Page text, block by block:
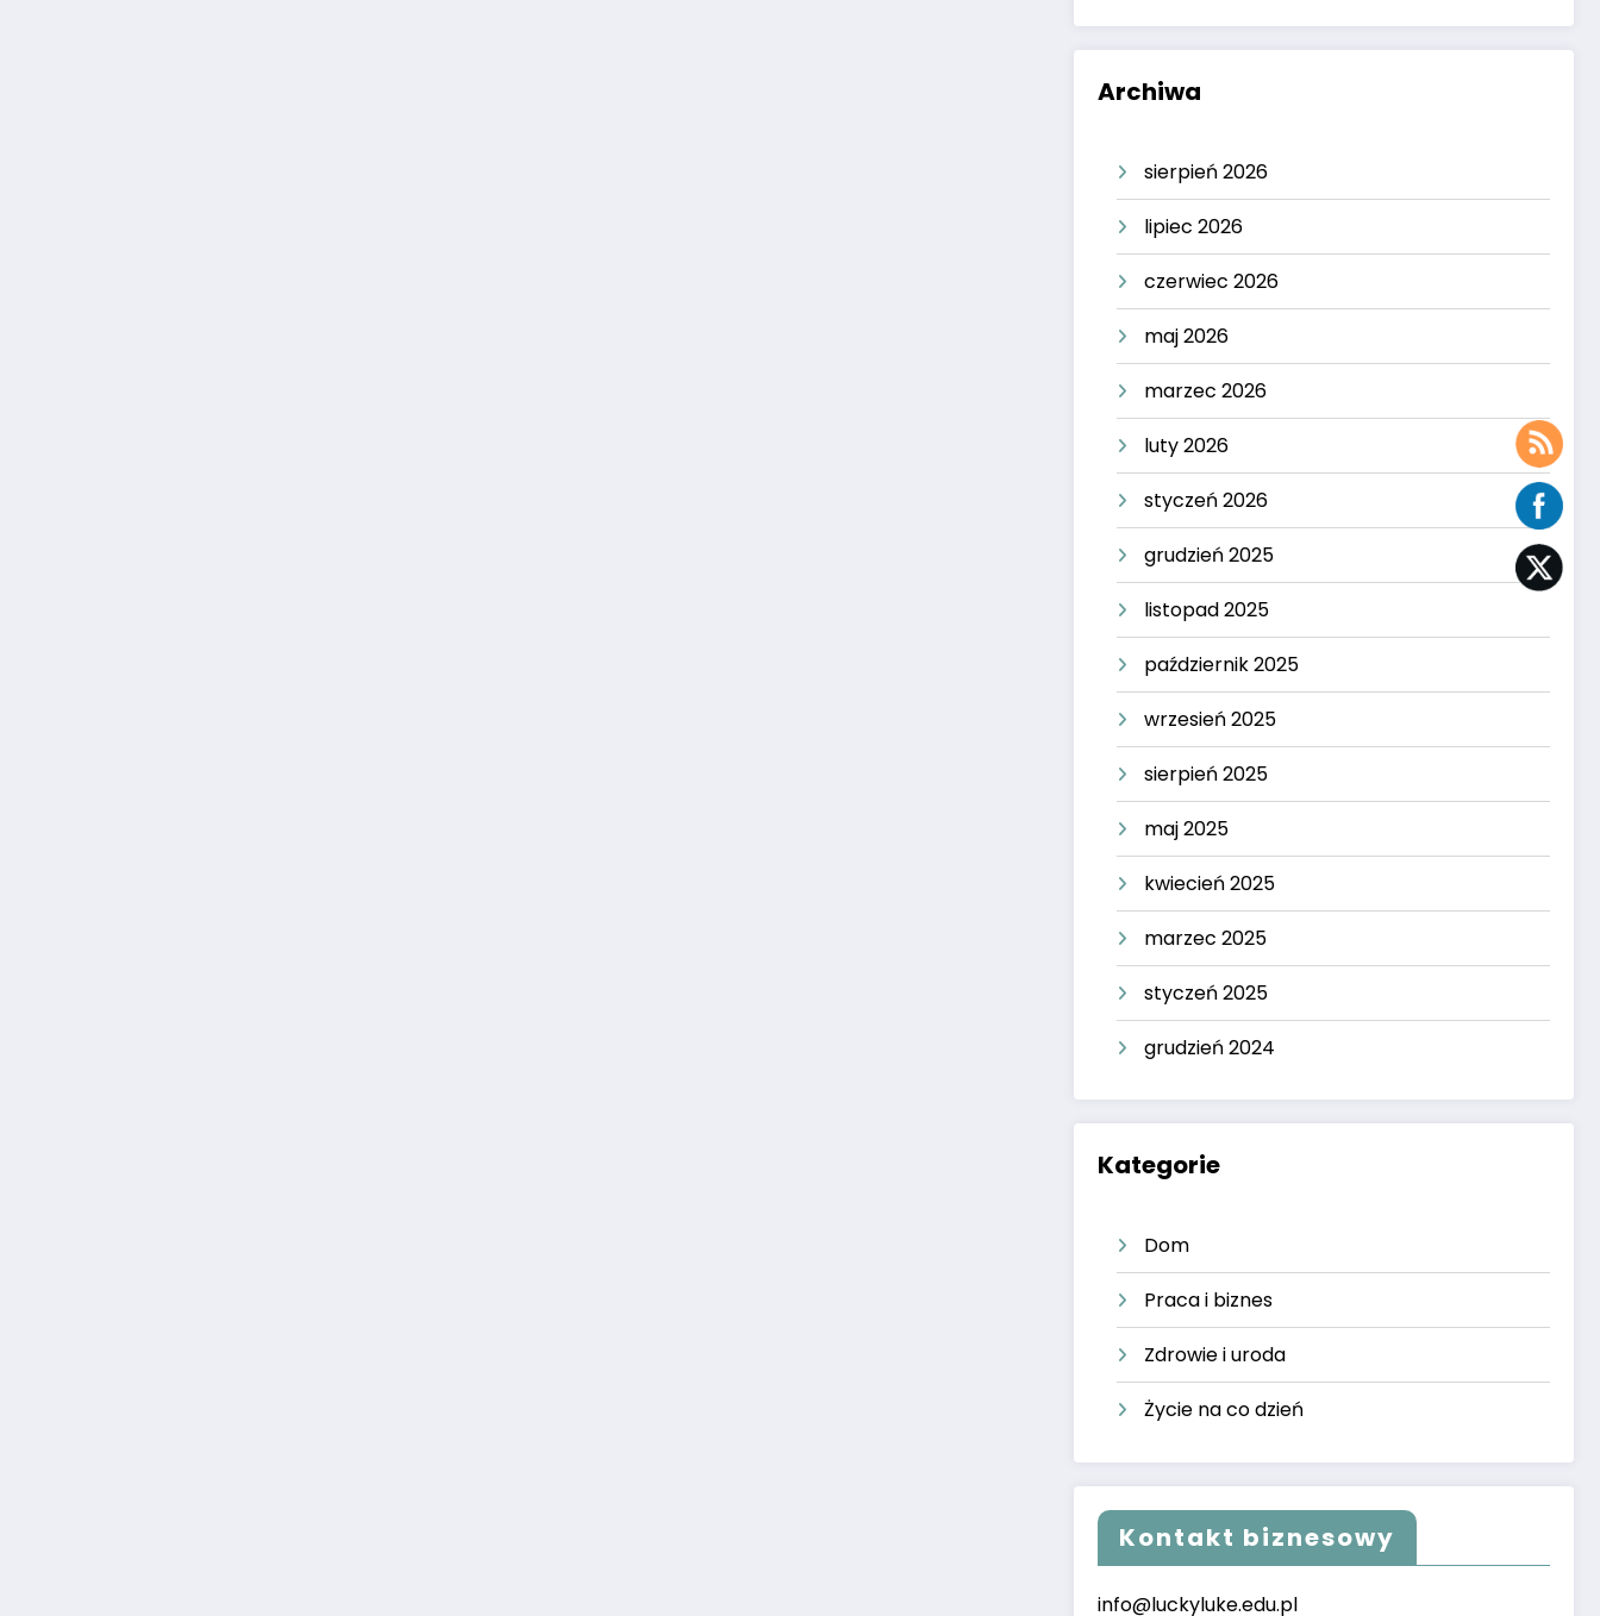
Archiwa
sierpień 2026
lipiec 2026
czerwiec 2026
maj 2026
marzec 2026
luty 2026
styczeń 2026
grudzień 2025
listopad 2025
październik 2025
wrzesień 2025
sierpień 2025
maj 2025
kwiecień 2025
marzec 2025
styczeń 2025
grudzień 2024
Kategorie
Dom
Praca i biznes
Zdrowie i uroda
Życie na co dzień
Kontakt biznesowy
info@luckyluke.edu.pl